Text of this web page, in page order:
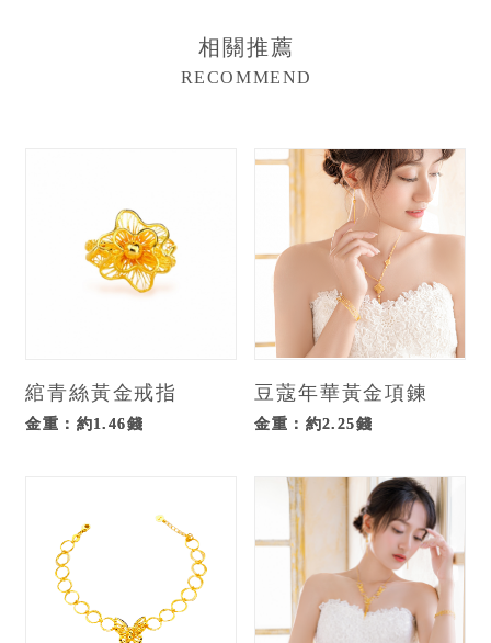
相關推薦
RECOMMEND
綰青絲黃金戒指
金重：約1.46錢
豆蔻年華黃金項鍊
金重：約2.25錢